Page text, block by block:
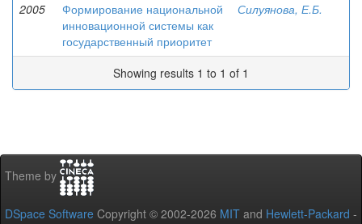
2005
Формирование национальной
инновационной системы как
государственный приоритет
Силуянова, Е.Б.
Showing results 1 to 1 of 1
Theme by
DSpace Software Copyright © 2002-2026 MIT and Hewlett-Packard -